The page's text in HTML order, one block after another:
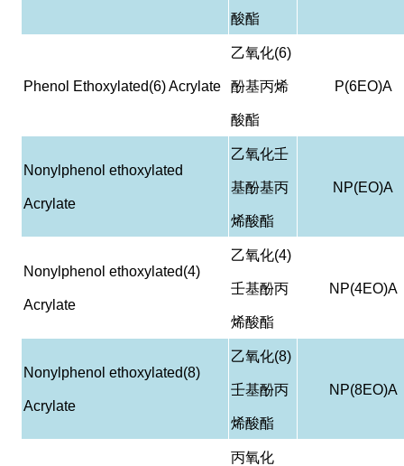
酸酯
Phenol Ethoxylated(6) Acrylate
乙氧化(6)
酚基丙烯
酸酯
P(6EO)A
Nonylphenol ethoxylated
Acrylate
乙氧化壬
基酚基丙
烯酸酯
NP(EO)A
Nonylphenol ethoxylated(4)
Acrylate
乙氧化(4)
壬基酚丙
烯酸酯
NP(4EO)A
Nonylphenol ethoxylated(8)
Acrylate
乙氧化(8)
壬基酚丙
烯酸酯
NP(8EO)A
丙氧化